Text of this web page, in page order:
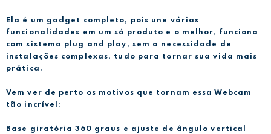
Ela é um gadget completo, pois une várias
funcionalidades em um só produto e o melhor, funciona
com sistema plug and play, sem a necessidade de
instalações complexas, tudo para tornar sua vida mais
prática.
Vem ver de perto os motivos que tornam essa Webcam
tão incrível:
Base giratória 360 graus e ajuste de ângulo vertical